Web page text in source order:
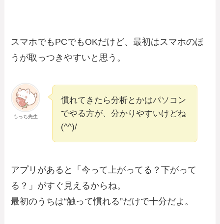
スマホでもPCでもOKだけど、最初はスマホのほ
うが取っつきやすいと思う。
もっち先生
慣れてきたら分析とかはパソコン
でやる方が、分かりやすいけどね
(^^)/
アプリがあると「今って上がってる？下がって
る？」がすぐ見えるからね。
最初のうちは“触って慣れる”だけで十分だよ。